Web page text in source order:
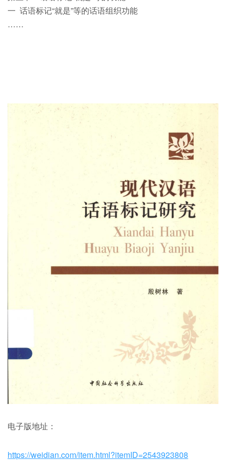
一 话语标记“就是”等的话语组织功能
……
电子版地址：
https://weidian.com/item.html?itemID=2543923808